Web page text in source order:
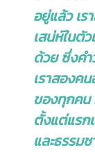
อยู่แล้ว เร
เสน่ห์ในตั
ด้วย ซึ่งคำ
เราสองค
ของทุกคน
ตั้งแต่แรก
และธรรม